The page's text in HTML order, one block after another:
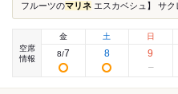
フルーツのマリネ エスカベシュ】 サク
空席
情報
金
8/7
土
8
日
9